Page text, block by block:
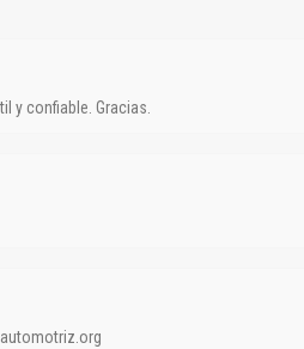
y confiable. Gracias.